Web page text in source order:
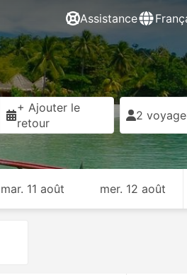
Assistance
+ Ajouter le
retour
2
mar. 11 août mer. 12 août